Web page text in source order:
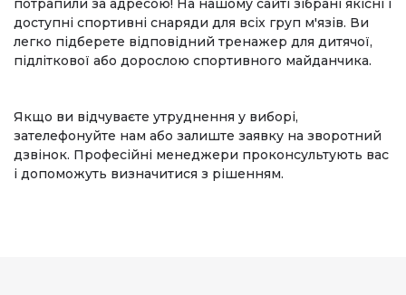
потрапили за адресою! На нашому сайті зібрані якісні і
доступні спортивні снаряди для всіх груп м'язів. Ви
легко підберете відповідний тренажер для дитячої,
підліткової або дорослою спортивного майданчика.
Якщо ви відчуваєте утруднення у виборі,
зателефонуйте нам або залиште заявку на зворотний
дзвінок. Професійні менеджери проконсультують вас
і допоможуть визначитися з рішенням.